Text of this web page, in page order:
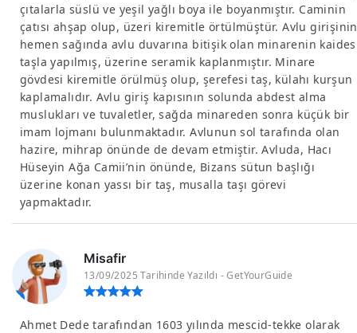
çıtalarla süslü ve yeşil yağlı boya ile boyanmıştır. Caminin
çatısı ahşap olup, üzeri kiremitle örtülmüştür. Avlu girişinin
hemen sağında avlu duvarına bitişik olan minarenin
taşla yapılmış, üzerine seramik kaplanmıştır. Minare
gövdesi kiremitle örülmüş olup, şerefesi taş, külahı kurşun
kaplamalıdır. Avlu giriş kapısının solunda abdest alma
muslukları ve tuvaletler, sağda minareden sonra küçük bir
imam lojmanı bulunmaktadır. Avlunun sol tarafında olan
hazire, mihrap önünde de devam etmiştir. Avluda, Hacı
Hüseyin Ağa Camii’nin önünde, Bizans sütun başlığı
üzerine konan yassı bir taş, musalla taşı görevi
yapmaktadır.
Misafir
13/09/2025 Tarihinde Yazıldı - GetYourGuide
Ahmet Dede tarafından 1603 yılında mescid-tekke olarak